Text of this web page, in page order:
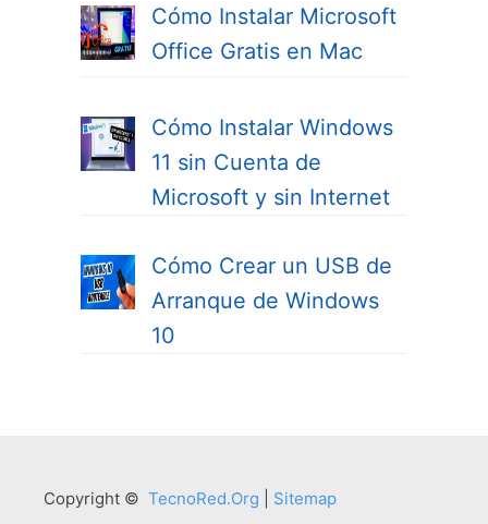
Cómo Instalar Microsoft
Office Gratis en Mac
Cómo Instalar Windows
11 sin Cuenta de
Microsoft y sin Internet
Cómo Crear un USB de
Arranque de Windows
10
Copyright © TecnoRed.Org Sitemap